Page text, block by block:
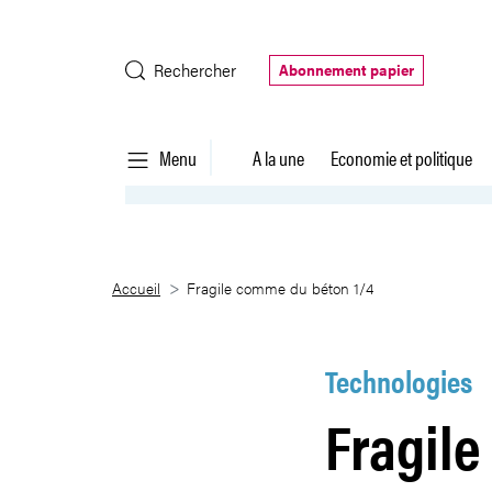
Rechercher
Abonnement papier
Menu A la une Economie et politique
Fragile comme du béton 1/4
Accueil Fragile comme du béton 1/4
Technologies